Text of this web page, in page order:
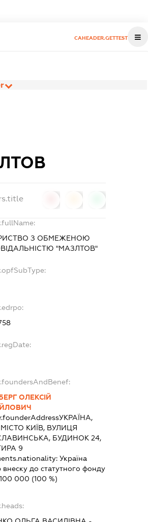
CAHEADER.GETTEST
З ОБМЕЖЕНОЮ
"МАЗЛТОВ"
ОЛЕКСІЙ
УКРАЇНА,
МІСТО КИЇВ, ВУЛИЦЯ
БУДИНОК 24,
9
Україна
внеску до статутного фонду
100 000 (100 %)